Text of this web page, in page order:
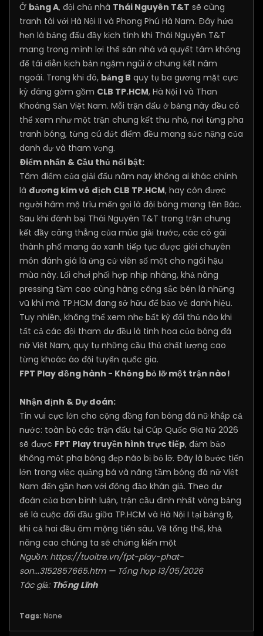
Ở bảng A, đội chủ nhà Thái Nguyên T&T sẽ cùng
tranh tài với Hà Nội II và Phong Phú Hà Nam. Đây hứa
hẹn là bảng đấu đầy kịch tính khi Thái Nguyên T&T
mang trong mình lợi thế sân nhà và quyết tâm không
để tái diễn kịch bản ngậm ngùi ở chung kết năm
ngoái. Trong khi đó, bảng B quy tụ ba gương mặt cực
kỳ đáng gờm gồm CLB TP.HCM, Hà Nội I và Than
Khoáng Sản Việt Nam. Mỗi trận đấu ở bảng này đều có
thể xem như một trận chung kết thu nhỏ, nơi từng pha
tranh bóng, từng cú dứt điểm đều mang sức nặng của
danh dự và tham vọng.
Điểm nhấn & Cầu thủ nổi bật:
Tâm điểm của giải đấu năm nay không ai khác chính
là đương kim vô địch CLB TP.HCM, hay còn được
người hâm mộ trìu mến gọi là đội bóng mang tên Bác.
Sau khi đánh bại Thái Nguyên T&T trong trận chung
kết đầy căng thẳng của mùa giải trước, các cô gái
thành phố mang áo xanh tiếp tục được giới chuyên
môn đánh giá là ứng cử viên số một cho ngôi hậu
mùa này. Lối chơi phối hợp nhịp nhàng, khả năng
pressing tầm cao cùng hàng công sắc bén là những
vũ khí mà TP.HCM đang sở hữu để bảo vệ danh hiệu.
Tuy nhiên, không thể xem nhẹ bất kỳ đối thủ nào khi
tất cả các đội tham dự đều là tinh hoa của bóng đá
nữ Việt Nam, quy tụ những cầu thủ chất lượng cao
từng khoác áo đội tuyển quốc gia.
FPT Play đồng hành - Không bỏ lỡ một trận nào!
Nhận định & Dự đoán:
Tin vui cực lớn cho cộng đồng fan bóng đá nữ khắp cả
nước: toàn bộ các trận đấu tại Cúp Quốc Gia Nữ 2026
sẽ được FPT Play truyền hình trực tiếp, đảm bảo
không một pha bóng đẹp nào bị bỏ lỡ. Đây là bước tiến
lớn trong việc quảng bá và nâng tầm bóng đá nữ Việt
Nam đến gần hơn với đông đảo khán giả. Theo dự
đoán của ban bình luận, trận cầu đinh nhất vòng bảng
sẽ là cuộc đối đầu giữa TP.HCM và Hà Nội I tại bảng B,
khi cả hai đều ôm mộng tiến sâu. Về tổng thể, khả
năng cao chúng ta sẽ chứng kiến một
Nguồn: https://tuoitre.vn/fpt-play-phat-
son...3152857665.htm— Tổng hợp 13/05/2026
Tác giả: Thống Lĩnh
Tags: None